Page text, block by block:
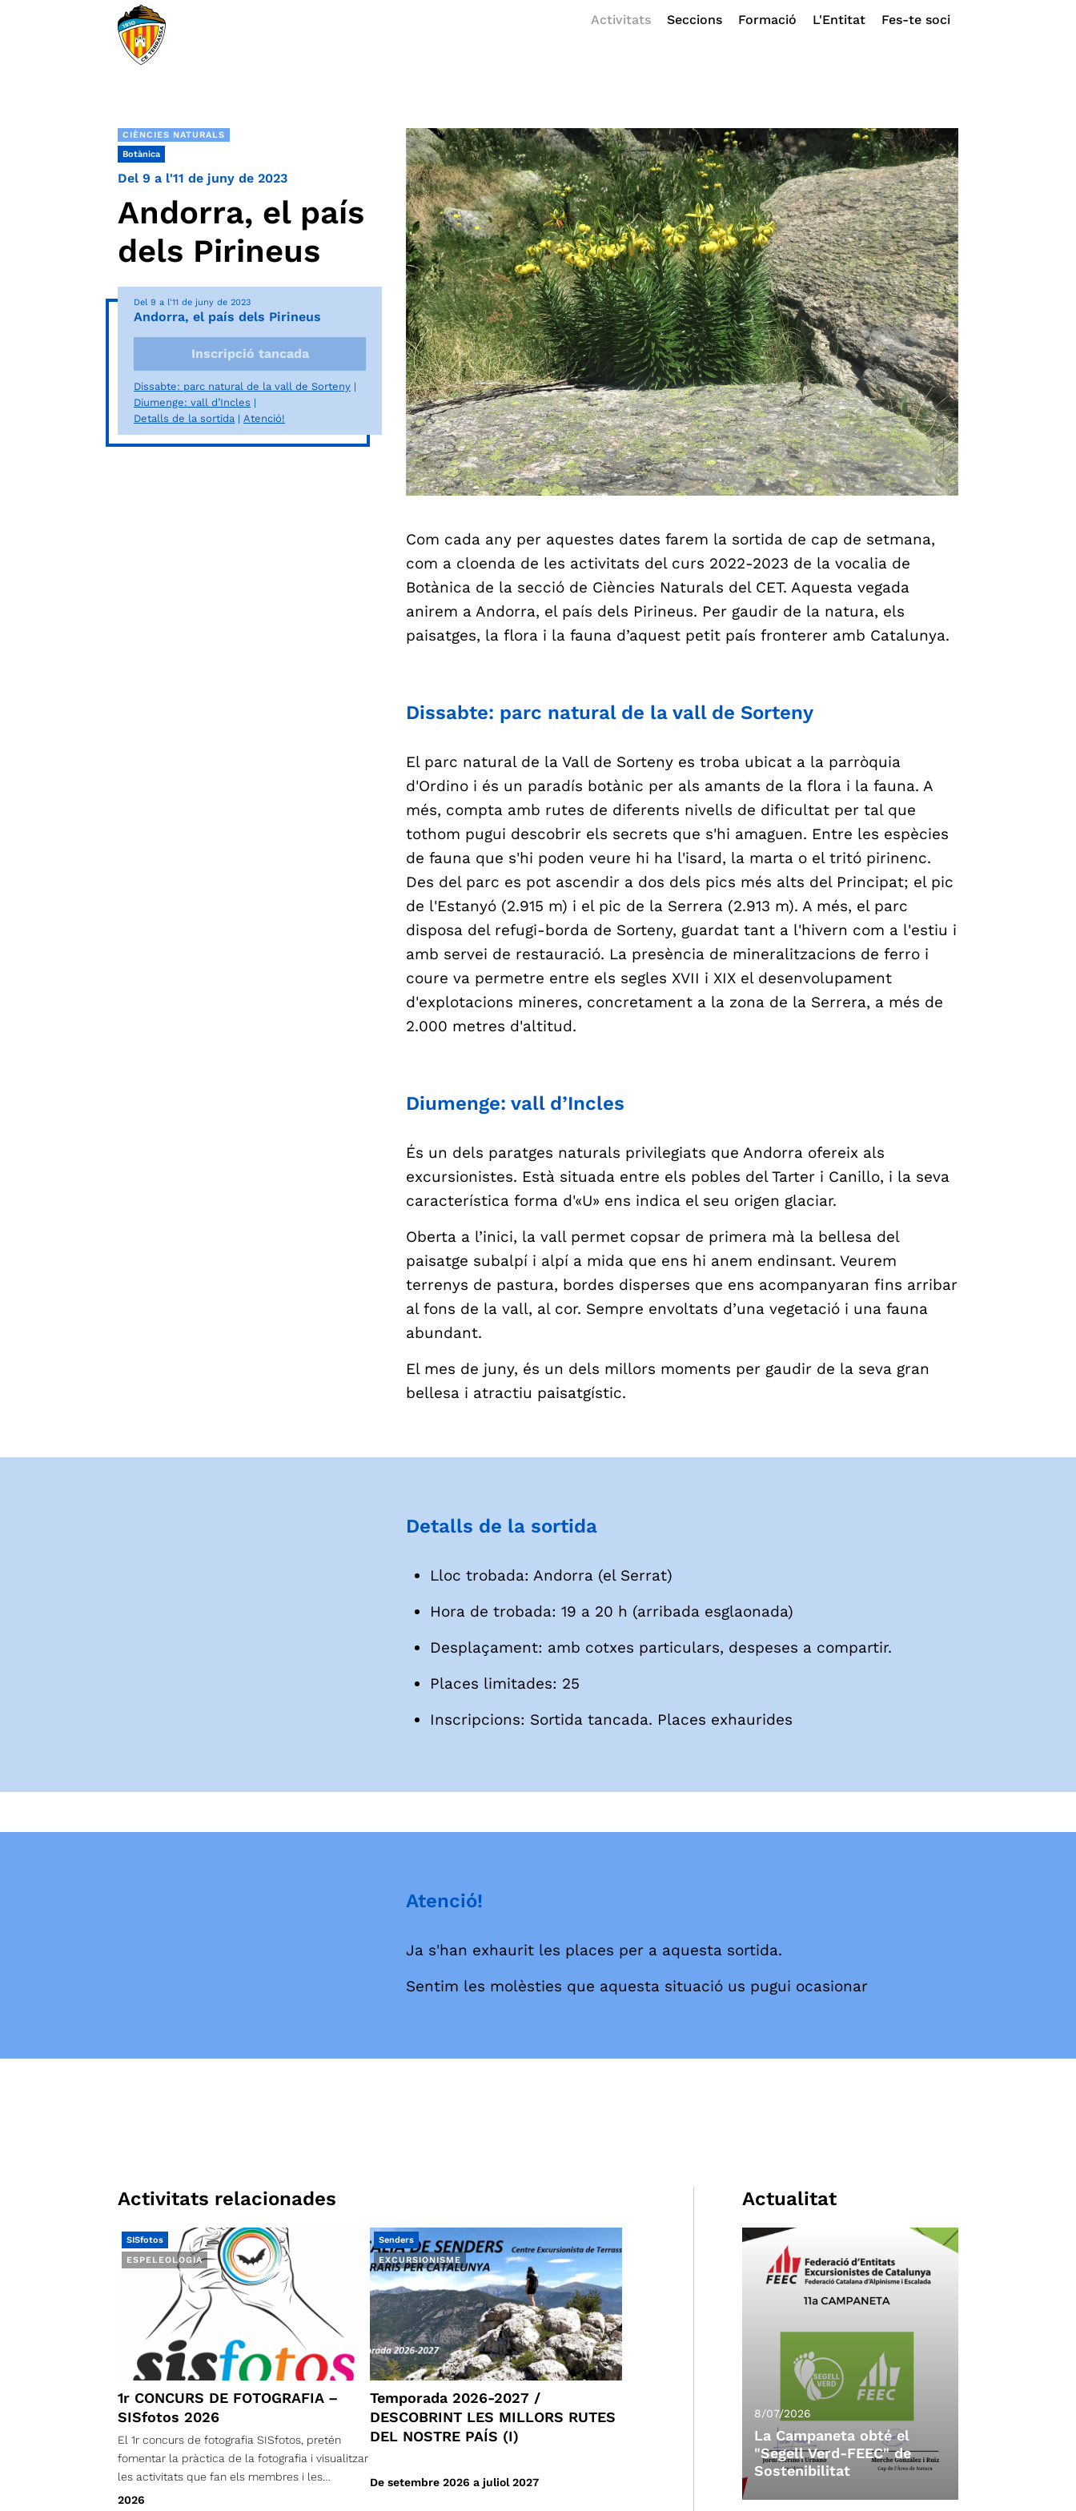
Activitats Seccions Formació L'Entitat Fes-te soci
CIÈNCIES NATURALS
Botànica
Del 9 a l'11 de juny de 2023
Andorra, el país
dels Pirineus
Del 9 a l'11 de juny de 2023
Andorra, el país dels Pirineus
Inscripció tancada
Dissabte: parc natural de la vall de Sorteny
Diumenge: vall d’Incles
Detalls de la sortida
Atenció!
Com cada any per aquestes dates farem la sortida de cap de setmana,
com a cloenda de les activitats del curs 2022-2023 de la vocalia de
Botànica de la secció de Ciències Naturals del CET. Aquesta vegada
anirem a Andorra, el país dels Pirineus. Per gaudir de la natura, els
paisatges, la flora i la fauna d’aquest petit país fronterer amb Catalunya.
Dissabte: parc natural de la vall de Sorteny
El parc natural de la Vall de Sorteny es troba ubicat a la parròquia
d'Ordino i és un paradís botànic per als amants de la flora i la fauna. A
més, compta amb rutes de diferents nivells de dificultat per tal que
tothom pugui descobrir els secrets que s'hi amaguen. Entre les espècies
de fauna que s'hi poden veure hi ha l'isard, la marta o el tritó pirinenc.
Des del parc es pot ascendir a dos dels pics més alts del Principat; el pic
de l'Estanyó (2.915 m) i el pic de la Serrera (2.913 m). A més, el parc
disposa del refugi-borda de Sorteny, guardat tant a l'hivern com a l'estiu i
amb servei de restauració. La presència de mineralitzacions de ferro i
coure va permetre entre els segles XVII i XIX el desenvolupament
d'explotacions mineres, concretament a la zona de la Serrera, a més de
2.000 metres d'altitud.
Diumenge: vall d’Incles
És un dels paratges naturals privilegiats que Andorra ofereix als
excursionistes. Està situada entre els pobles del Tarter i Canillo, i la seva
característica forma d'«U» ens indica el seu origen glaciar.
Oberta a l’inici, la vall permet copsar de primera mà la bellesa del
paisatge subalpí i alpí a mida que ens hi anem endinsant. Veurem
terrenys de pastura, bordes disperses que ens acompanyaran fins arribar
al fons de la vall, al cor. Sempre envoltats d’una vegetació i una fauna
abundant.
El mes de juny, és un dels millors moments per gaudir de la seva gran
bellesa i atractiu paisatgístic.
Detalls de la sortida
Lloc trobada: Andorra (el Serrat)
Hora de trobada: 19 a 20 h (arribada esglaonada)
Desplaçament: amb cotxes particulars, despeses a compartir.
Places limitades: 25
Inscripcions: Sortida tancada. Places exhaurides
Atenció!
Ja s'han exhaurit les places per a aquesta sortida.
Sentim les molèsties que aquesta situació us pugui ocasionar
Activitats relacionades
ESPELEOLOGIA
SISfotos
1r CONCURS DE FOTOGRAFIA –
SISfotos 2026
El 1r concurs de fotografia SISfotos, pretén
fomentar la pràctica de la fotografia i visualitzar
les activitats que fan els membres i les
membres de la SIS al llarg de l’any
2026
EXCURSIONISME
Senders
Temporada 2026-2027 /
DESCOBRINT LES MILLORS RUTES
DEL NOSTRE PAÍS (I)
De setembre 2026 a juliol 2027
Actualitat
8/07/2026
La Campaneta obté el
"Segell Verd-FEEC" de
Sostenibilitat